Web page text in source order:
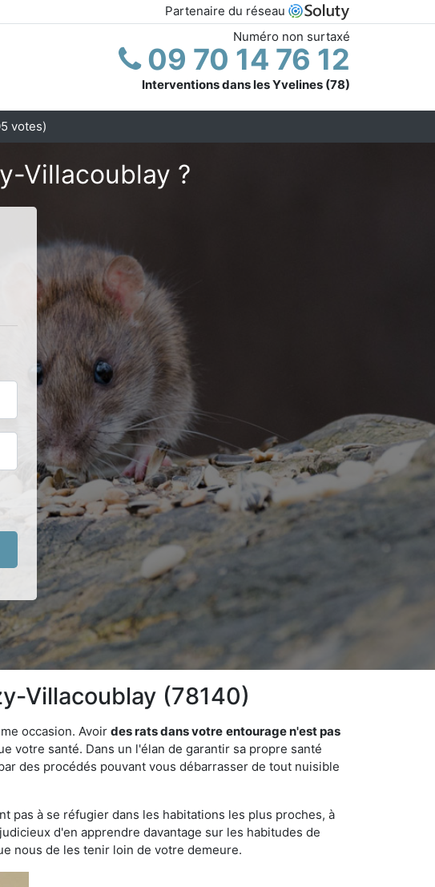
Partenaire du réseau
Numéro non surtaxé
09 70 14 76 12
Interventions dans les Yvelines (78)
votes)
Villacoublay ?
Villacoublay (78140)
occasion. Avoir des rats dans votre entourage n'est pas
votre santé. Dans un l'élan de garantir sa propre santé
des procédés pouvant vous débarrasser de tout nuisible
pas à se réfugier dans les habitations les plus proches, à
d'en apprendre davantage sur les habitudes de
nous de les tenir loin de votre demeure.